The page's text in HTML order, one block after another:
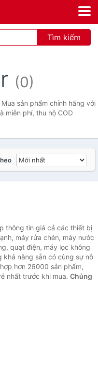
Tìm kiếm
(0)
sản phẩm chính hãng với
miễn phí, thu hộ COD
thông tin giá cả các thiết bị
máy rửa chén, máy nước
quạt điện, máy lọc không
khả năng sẵn có cùng sự nỗ
hơn 26000 sản phẩm,
nhất trước khi mua. Chúng